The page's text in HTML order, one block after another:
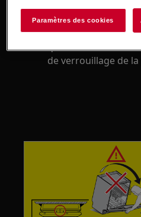
Solution
Mettez le lave-
de verrouillage de
Paramètres des cookies